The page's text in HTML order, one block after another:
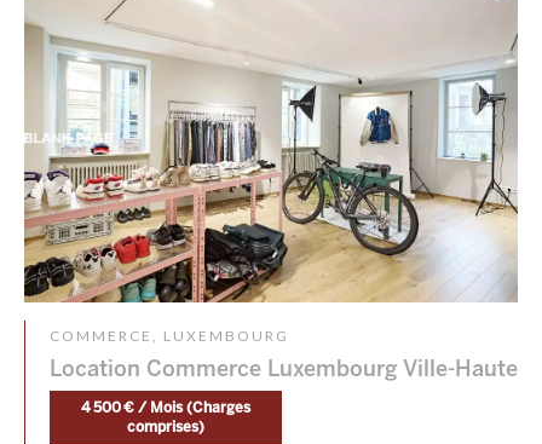
COMMERCE, LUXEMBOURG
Location Commerce Luxembourg Ville-Haute
4 500 € / Mois (Charges
comprises)